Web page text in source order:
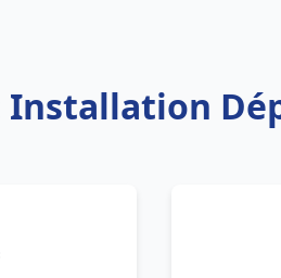
Installation